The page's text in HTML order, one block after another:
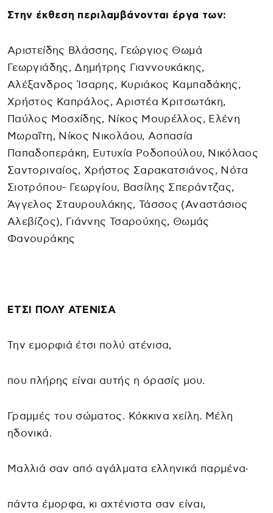
Στην έκθεση περιλαμβάνονται έργα των:
Αριστείδης Βλάσσης, Γεώργιος Θωμά
Γεωργιάδης, Δημήτρης Γιαννουκάκης,
Αλέξανδρος Ίσαρης, Κυριάκος Καμπαδάκης,
Χρήστος Καπράλος, Αριστέα Κριτσωτάκη,
Παύλος Μοσχίδης, Νίκος Μουρέλλος, Ελένη
Μωραΐτη, Νίκος Νικολάου, Ασπασία
Παπαδοπεράκη, Ευτυχία Ροδοπούλου, Νικόλαος
Σαντοριναίος, Χρήστος Σαρακατσιάνος, Νότα
Σιοτρόπου- Γεωργίου, Βασίλης Σπεράντζας,
Άγγελος Σταυρουλάκης, Τάσσος (Αναστάσιος
Αλεβίζος), Γιάννης Τσαρούχης, Θωμάς
Φανουράκης
ΕΤΣΙ ΠΟΛΥ ΑΤΕΝΙΣΑ
Την εμορφιά έτσι πολύ ατένισα,
που πλήρης είναι αυτής η όρασίς μου.
Γραμμές του σώματος. Κόκκινα χείλη. Μέλη
ηδονικά.
Μαλλιά σαν από αγάλματα ελληνικά παρμένα·
πάντα έμορφα, κι αχτένιστα σαν είναι,